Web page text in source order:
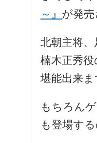
～』 が発売
北朝主将
楠木正秀
堪能出来ま
もちろん
も登場す